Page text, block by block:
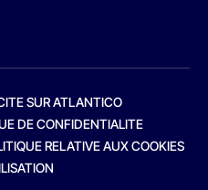
SUR ATLANTICO
DE CONFIDENTIALITE
RELATIVE AUX COOKIES